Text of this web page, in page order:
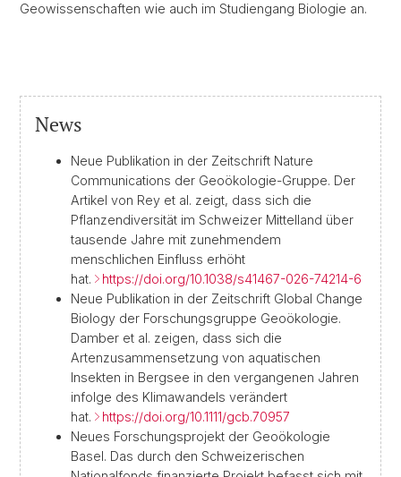
Geowissenschaften wie auch im Studiengang Biologie an.
News
Neue Publikation in der Zeitschrift Nature
Communications der Geoökologie-Gruppe. Der
Artikel von Rey et al. zeigt, dass sich die
Pflanzendiversität im Schweizer Mittelland über
tausende Jahre mit zunehmendem
menschlichen Einfluss erhöht
hat.
https://doi.org/10.1038/s41467-026-74214-6
Neue Publikation in der Zeitschrift Global Change
Biology der Forschungsgruppe Geoökologie.
Damber et al. zeigen, dass sich die
Artenzusammensetzung von aquatischen
Insekten in Bergsee in den vergangenen Jahren
infolge des Klimawandels verändert
hat.
https://doi.org/10.1111/gcb.70957
Neues Forschungsprojekt der Geoökologie
Basel. Das durch den Schweizerischen